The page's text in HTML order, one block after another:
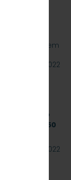
380, znak
Sp. z o.o.
przedmiotem
22 lipca 2022
zdalnego
nr 250
19 lipca 2022